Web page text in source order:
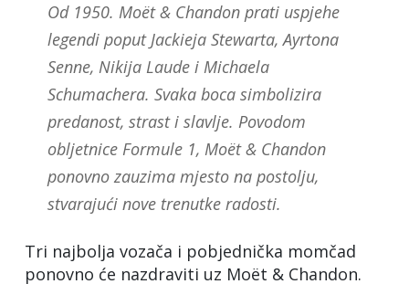
Od 1950. Moët & Chandon prati uspjehe
legendi poput Jackieja Stewarta, Ayrtona
Senne, Nikija Laude i Michaela
Schumachera. Svaka boca simbolizira
predanost, strast i slavlje. Povodom
obljetnice Formule 1, Moët & Chandon
ponovno zauzima mjesto na postolju,
stvarajući nove trenutke radosti.
Tri najbolja vozača i pobjednička momčad
ponovno će nazdraviti uz Moët & Chandon.